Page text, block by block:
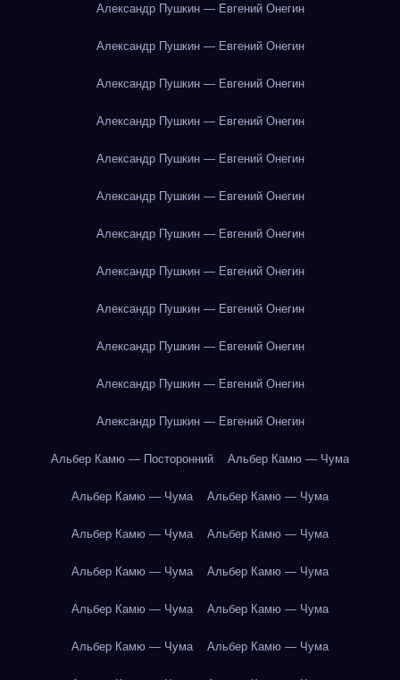
Александр Пушкин — Евгений Онегин
Александр Пушкин — Евгений Онегин
Александр Пушкин — Евгений Онегин
Александр Пушкин — Евгений Онегин
Александр Пушкин — Евгений Онегин
Александр Пушкин — Евгений Онегин
Александр Пушкин — Евгений Онегин
Александр Пушкин — Евгений Онегин
Александр Пушкин — Евгений Онегин
Александр Пушкин — Евгений Онегин
Александр Пушкин — Евгений Онегин
Александр Пушкин — Евгений Онегин
Альбер Камю — Посторонний Альбер Камю — Чума
Альбер Камю — Чума Альбер Камю — Чума
Альбер Камю — Чума Альбер Камю — Чума
Альбер Камю — Чума Альбер Камю — Чума
Альбер Камю — Чума Альбер Камю — Чума
Альбер Камю — Чума Альбер Камю — Чума